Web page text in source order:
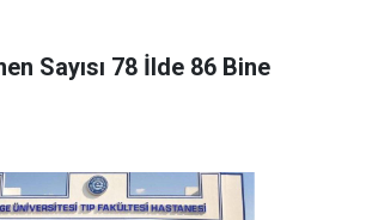
Sayısı 78 İlde 86 Bine